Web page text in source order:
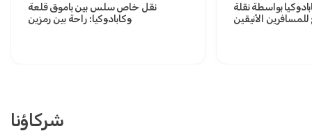
نقل خاص سلس بين باموق قلعة
وكابادوكيا: راحة بين رمزين
بواسطة نقلة
الأنيقين
شركاؤنا